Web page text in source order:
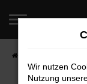
Zum
springen
Wir nutzen
Nutzung